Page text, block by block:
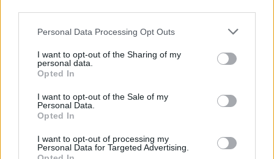
Personal Data Processing Opt Outs
I want to opt-out of the Sharing of my
personal data.
Opted In
I want to opt-out of the Sale of my
Personal Data.
Opted In
I want to opt-out of processing my
Personal Data for Targeted Advertising.